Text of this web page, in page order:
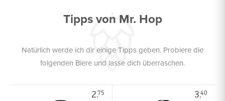
Tipps von Mr. Hop
Natürlich werde ich dir einige Tipps geben. Probiere die
folgenden Biere und lasse dich überraschen.
2.75 3.40